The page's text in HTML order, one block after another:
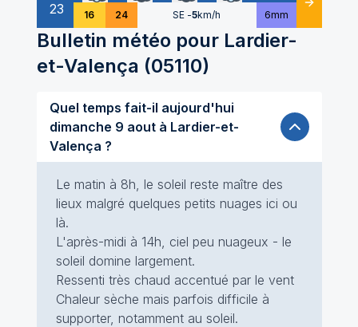
23 16 24 SE -5km/h 6mm Détails
Bulletin météo pour Lardier-
et-Valença (05110)
Quel temps fait-il aujourd'hui
dimanche 9 aout à Lardier-et-
Valença ?
Le matin à 8h, le soleil reste maître des
lieux malgré quelques petits nuages ici ou
là.
L'après-midi à 14h, ciel peu nuageux - le
soleil domine largement.
Ressenti très chaud accentué par le vent
Chaleur sèche mais parfois difficile à
supporter, notamment au soleil.